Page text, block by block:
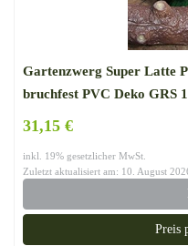
Gartenzwerg Super Latte
bruchfest PVC Deko GRS
31,15 €
inkl. 19% gesetzlicher MwSt.
Zuletzt aktualisiert am: 10. August
Preis